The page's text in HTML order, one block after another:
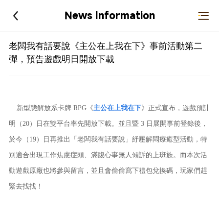
News Information
老闆我有話要說《主公在上我在下》事前活動第二
彈，預告遊戲明日開放下載
新型態解放系卡牌 RPG《主公在上我在下》正式宣布，遊戲預計
明（20）日在雙平台率先開放下載。並且暨 3 日展開事前登錄後，
於今（19）日再推出「老闆我有話要說」紓壓解悶療癒型活動，特
別適合出現工作焦慮症頭、滿腹心事無人傾訴的上班族。而本次活
動遊戲原廠也將參與留言，並且會偷偷寫下禮包兌換碼，玩家們趕
緊去找找！